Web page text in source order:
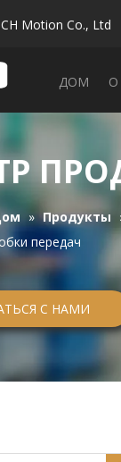
Motion Co., Ltd
ДОМ О
» Продукты
передач
С НАМИ